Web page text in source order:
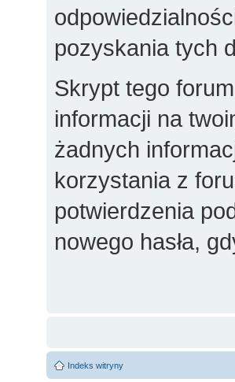
pozyskania tych
Skrypt tego
informacji na
żadnych
korzystania z
potwierdzenia
nowego hasła,
Indeks witryny